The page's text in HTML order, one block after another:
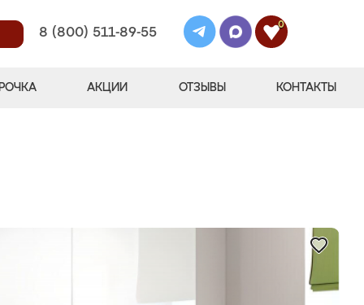
8 (800) 511-89-55
0
АКЦИИ ОТЗЫВЫ КОНТАКТЫ